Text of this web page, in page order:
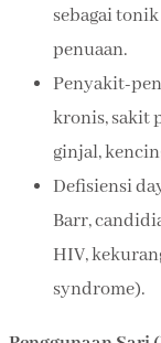
sebagai
penuaan.
Penyakit-
kronis, sakit
ginjal,
Defisiensi
Barr,
HIV,
syndrome).